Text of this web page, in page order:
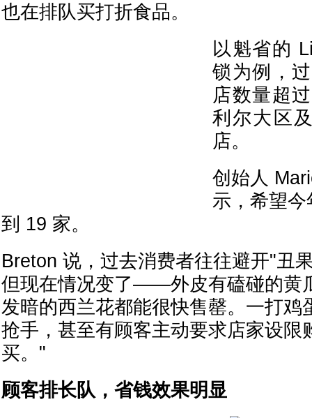
也在排队买打折食品。
以魁省的
锁为例，
店数量超
利尔大区
店。
创始人
示，希望
到 19 家。
Breton 说，过去消费者往往避开"丑
但现在情况变了——外皮有磕碰的黄
发暗的西兰花都能很快售罄。一打鸡
抢手，甚至有顾客主动要求店家设限
买。"
顾客排长队，省钱效果明显